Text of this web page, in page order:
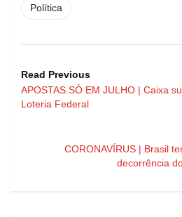
Política
Read Previous
APOSTAS SÓ EM JULHO | Caixa
Loteria Federal
CORONAVÍRUS | Brasil
decorrência